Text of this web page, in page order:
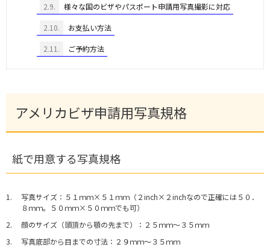
2.9. 様々な国のビザやパスポート申請用写真撮影に対応
2.10. お支払い方法
2.11. ご予約方法
アメリカビザ申請用写真規格
紙で用意する写真規格
写真サイズ：５１ｍｍ×５１ｍｍ（２inch×２inchなので正確には５０．
８ｍｍ。５０ｍｍ×５０ｍｍでも可）
顔のサイズ（頭頂から顎の先まで）：２５ｍｍ～３５ｍｍ
写真底部から目までの寸法：２９ｍｍ～３５ｍｍ